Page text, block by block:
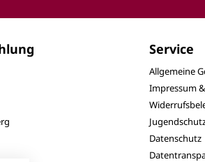
Service
Allgemeine
Impressum
Datenschutz